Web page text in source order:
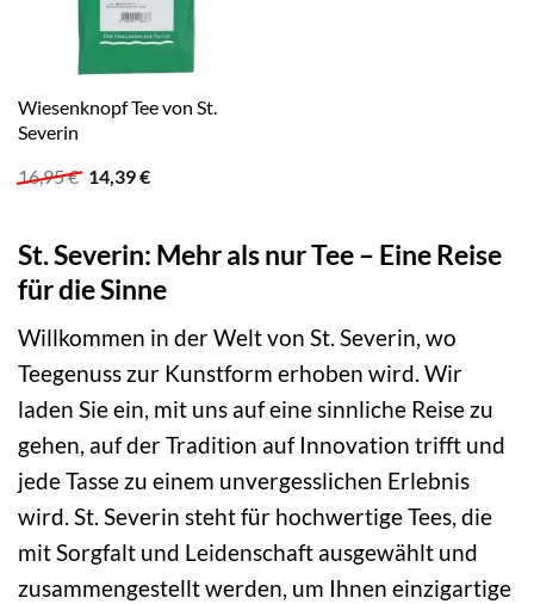
Wiesenknopf Tee von St.
Severin
16,95€ Ursprünglicher
14,39€Aktueller
St. Severin: Mehr als nur Tee – Eine Reise
für die Sinne
Willkommen in der Welt von St. Severin, wo
Teegenuss zur Kunstform erhoben wird. Wir
laden Sie ein, mit uns auf eine sinnliche Reise zu
gehen, auf der Tradition auf Innovation trifft und
jede Tasse zu einem unvergesslichen Erlebnis
wird. St. Severin steht für hochwertige Tees, die
mit Sorgfalt und Leidenschaft ausgewählt und
zusammengestellt werden, um Ihnen einzigartige